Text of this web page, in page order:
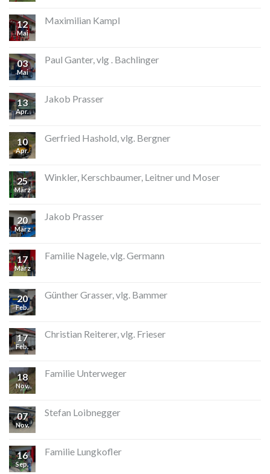
12
Mai
Maximilian Kampl
03
Mai
Paul Ganter, vlg . Bachlinger
13
Apr.
Jakob Prasser
10
Apr.
Gerfried Hashold, vlg. Bergner
25
März
Winkler, Kerschbaumer, Leitner und Moser
20
März
Jakob Prasser
17
März
Familie Nagele, vlg. Germann
20
Feb.
Günther Grasser, vlg. Bammer
17
Feb.
Christian Reiterer, vlg. Frieser
18
Nov.
Familie Unterweger
07
Nov.
Stefan Loibnegger
16
Sep.
Familie Lungkofler